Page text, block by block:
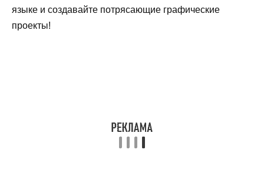
языке и создавайте потрясающие графические
проекты!